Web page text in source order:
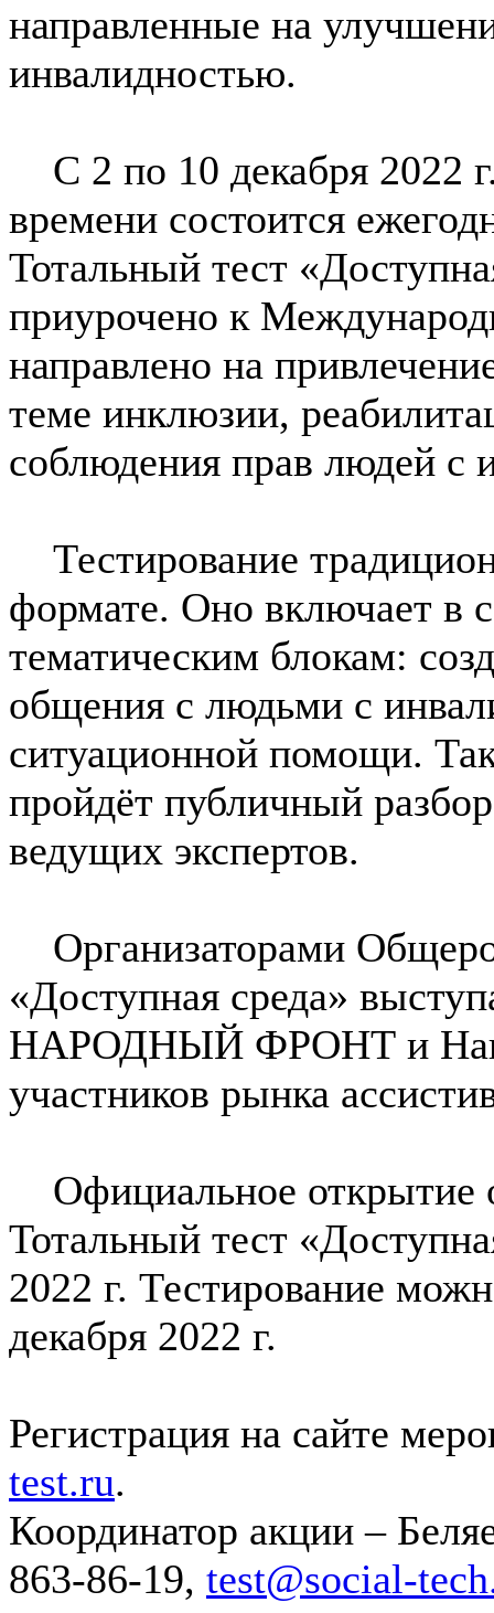
направленные на
инвалидностью.
С 2 по 10 декабря 2022
времени состоится
Тотальный тест
приурочено к
направлено на
теме инклюзии,
соблюдения прав людей с
Тестирование
формате. Оно включает в
тематическим блокам:
общения с людьми с
ситуационной помощи.
пройдёт публичный
ведущих экспертов.
Организаторами
«Доступная среда»
НАРОДНЫЙ ФРОНТ и
участников рынка
Официальное открытие
Тотальный тест
2022 г. Тестирование
декабря 2022 г.
Регистрация на сайте
test.ru.
Координатор акции –
863-86-19, test@social-